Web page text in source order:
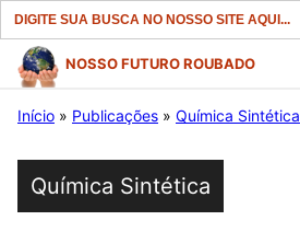
Search
for:
Pular
para
conteúdo
NOSSO FUTURO ROUBADO
Início » Publicações » Química Sintética
Química Sintética